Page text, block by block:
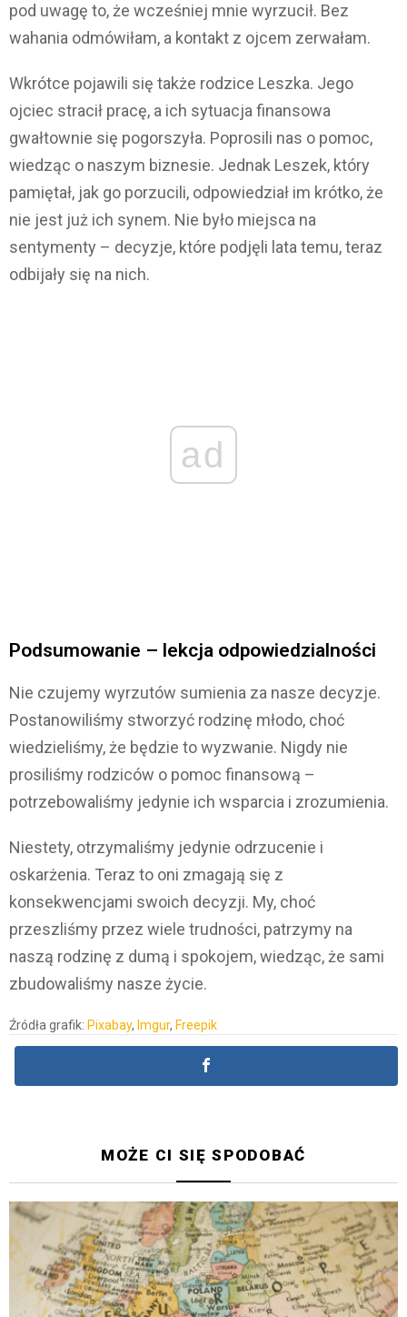
pod uwagę to, że wcześniej mnie wyrzucił. Bez
wahania odmówiłam, a kontakt z ojcem zerwałam.
Wkrótce pojawili się także rodzice Leszka. Jego
ojciec stracił pracę, a ich sytuacja finansowa
gwałtownie się pogorszyła. Poprosili nas o pomoc,
wiedząc o naszym biznesie. Jednak Leszek, który
pamiętał, jak go porzucili, odpowiedział im krótko, że
nie jest już ich synem. Nie było miejsca na
sentymenty – decyzje, które podjęli lata temu, teraz
odbijały się na nich.
ad
Podsumowanie – lekcja odpowiedzialności
Nie czujemy wyrzutów sumienia za nasze decyzje.
Postanowiliśmy stworzyć rodzinę młodo, choć
wiedzieliśmy, że będzie to wyzwanie. Nigdy nie
prosiliśmy rodziców o pomoc finansową –
potrzebowaliśmy jedynie ich wsparcia i zrozumienia.
Niestety, otrzymaliśmy jedynie odrzucenie i
oskarżenia. Teraz to oni zmagają się z
konsekwencjami swoich decyzji. My, choć
przeszliśmy przez wiele trudności, patrzymy na
naszą rodzinę z dumą i spokojem, wiedząc, że sami
zbudowaliśmy nasze życie.
Źródła grafik: Pixabay, Imgur, Freepik
MOŻE CI SIĘ SPODOBAĆ